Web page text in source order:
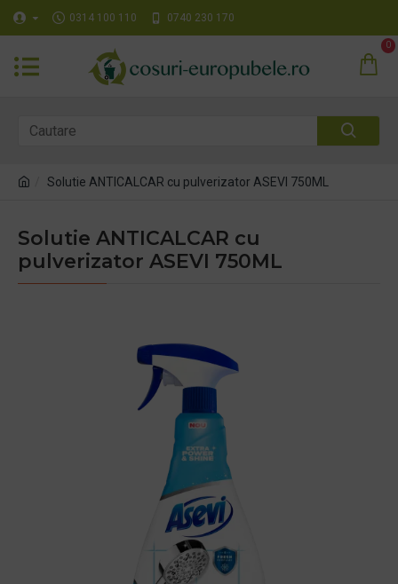
0314 100 110 0740 230 170
0
Solutie ANTICALCAR cu pulverizator ASEVI 750ML
Solutie ANTICALCAR cu
pulverizator ASEVI 750ML